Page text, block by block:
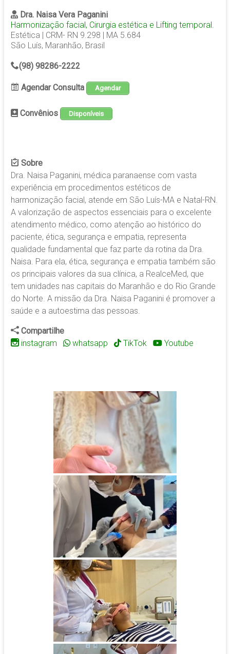
Dra. Naisa Vera Paganini
Harmonização facial, Cirurgia estética e Lifting temporal.
Estética | CRM- RN 9.298 | MA 5.684
São Luís, Maranhão, Brasil
(98)98286-2222
Agendar Consulta Agendar
Convênios Disponíveis
Sobre
Dra. Naisa Paganini, médica paranaense com vasta
experiência em procedimentos estéticos de
harmonização facial, atende em São Luís-MA e Natal-RN.
A valorização de aspectos essenciais para o excelente
atendimento médico, como atenção ao histórico do
paciente, ética, segurança e empatia, representa
qualidade fundamental que faz parte da rotina da Dra.
Naisa. Para ela, ética, segurança e empatia também são
os principais valores da sua clínica, a RealceMed, que
tem unidades nas capitais do Maranhão e do Rio Grande
do Norte. A missão da Dra. Naisa Paganini é promover a
saúde e a autoestima das pessoas.
Compartilhe
instagram
whatsapp TikTok Youtube